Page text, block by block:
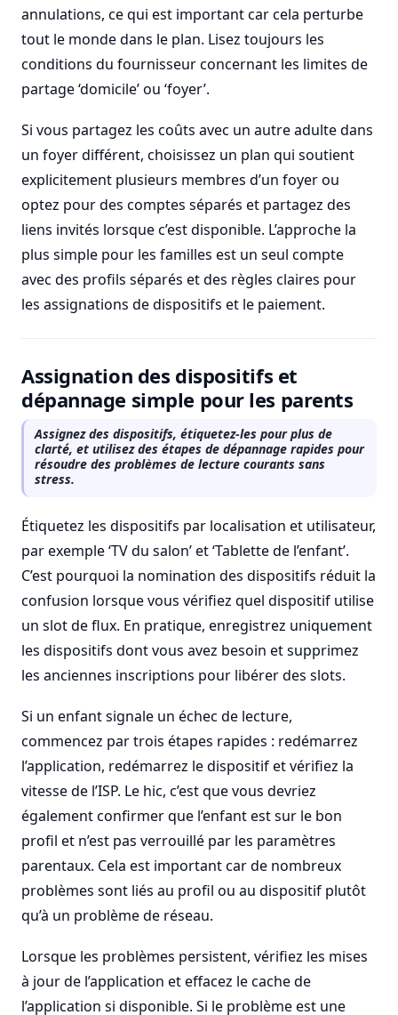
annulations, ce qui est important car cela perturbe
tout le monde dans le plan. Lisez toujours les
conditions du fournisseur concernant les limites de
partage ‘domicile’ ou ‘foyer’.
Si vous partagez les coûts avec un autre adulte dans
un foyer différent, choisissez un plan qui soutient
explicitement plusieurs membres d’un foyer ou
optez pour des comptes séparés et partagez des
liens invités lorsque c’est disponible. L’approche la
plus simple pour les familles est un seul compte
avec des profils séparés et des règles claires pour
les assignations de dispositifs et le paiement.
Assignation des dispositifs et
dépannage simple pour les parents
Assignez des dispositifs, étiquetez-les pour plus de
clarté, et utilisez des étapes de dépannage rapides pour
résoudre des problèmes de lecture courants sans
stress.
Étiquetez les dispositifs par localisation et utilisateur,
par exemple ‘TV du salon’ et ‘Tablette de l’enfant’.
C’est pourquoi la nomination des dispositifs réduit la
confusion lorsque vous vérifiez quel dispositif utilise
un slot de flux. En pratique, enregistrez uniquement
les dispositifs dont vous avez besoin et supprimez
les anciennes inscriptions pour libérer des slots.
Si un enfant signale un échec de lecture,
commencez par trois étapes rapides : redémarrez
l’application, redémarrez le dispositif et vérifiez la
vitesse de l’ISP. Le hic, c’est que vous devriez
également confirmer que l’enfant est sur le bon
profil et n’est pas verrouillé par les paramètres
parentaux. Cela est important car de nombreux
problèmes sont liés au profil ou au dispositif plutôt
qu’à un problème de réseau.
Lorsque les problèmes persistent, vérifiez les mises
à jour de l’application et effacez le cache de
l’application si disponible. Si le problème est une